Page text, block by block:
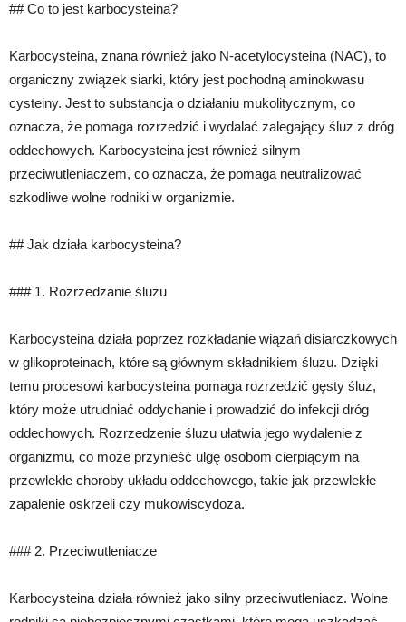
## Co to jest karbocysteina?
Karbocysteina, znana również jako N-acetylocysteina (NAC), to
organiczny związek siarki, który jest pochodną aminokwasu
cysteiny. Jest to substancja o działaniu mukolitycznym, co
oznacza, że pomaga rozrzedzić i wydalać zalegający śluz z dróg
oddechowych. Karbocysteina jest również silnym
przeciwutleniaczem, co oznacza, że pomaga neutralizować
szkodliwe wolne rodniki w organizmie.
## Jak działa karbocysteina?
### 1. Rozrzedzanie śluzu
Karbocysteina działa poprzez rozkładanie wiązań disiarczkowych
w glikoproteinach, które są głównym składnikiem śluzu. Dzięki
temu procesowi karbocysteina pomaga rozrzedzić gęsty śluz,
który może utrudniać oddychanie i prowadzić do infekcji dróg
oddechowych. Rozrzedzenie śluzu ułatwia jego wydalenie z
organizmu, co może przynieść ulgę osobom cierpiącym na
przewlekłe choroby układu oddechowego, takie jak przewlekłe
zapalenie oskrzeli czy mukowiscydoza.
### 2. Przeciwutleniacze
Karbocysteina działa również jako silny przeciwutleniacz. Wolne